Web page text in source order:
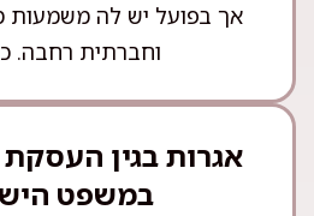
אך בפועל יש לה משמעות
וחברתית רחבה.
אגרות בגין העסקת
במשפט